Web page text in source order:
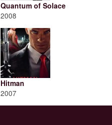
Quantum of Solace
2008
Hitman
2007